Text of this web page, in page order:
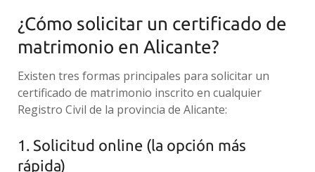
¿Cómo solicitar un certificado de
matrimonio en Alicante?
Existen tres formas principales para solicitar un
certificado de matrimonio inscrito en cualquier
Registro Civil de la provincia de Alicante:
1. Solicitud online (la opción más
rápida)